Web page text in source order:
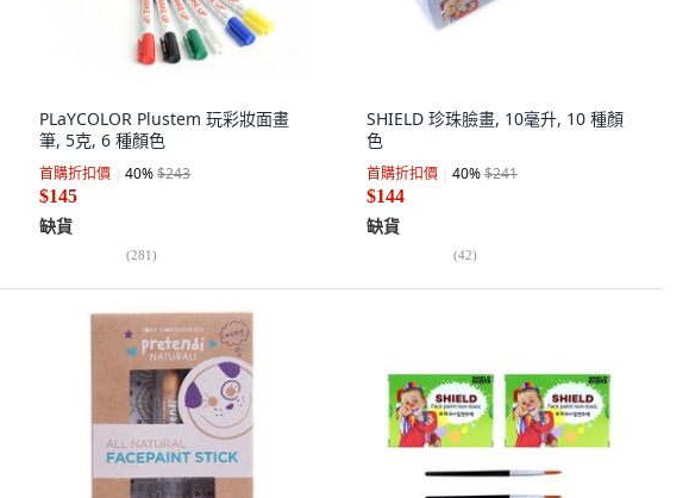
PLaYCOLOR Plustem 玩彩妝面畫
筆, 5克, 6 種顏色
首購折扣價 40%$243
$145
缺貨
(281)
SHIELD 珍珠臉畫, 10毫升, 10 種顏
色
首購折扣價 40%$241
$144
缺貨
(42)